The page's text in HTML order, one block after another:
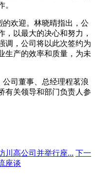
。
欢迎。林晓晴指出，公
，以最大的决心和努力，
调，公司将以此次签约为
生产的效率和质量，为未
司董事、总经理程茗浪
有关领导和部门负责人参
川高公司并举行座... 下一
座谈